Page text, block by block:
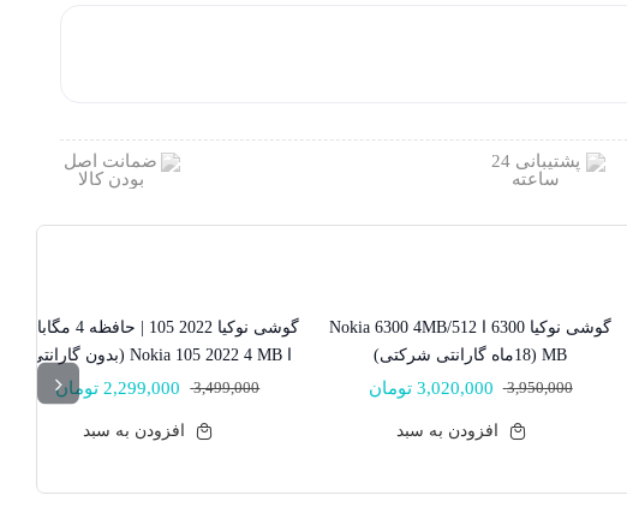
گوشی نوکیا 6300 ا Nokia 6300 4MB/512
MB (18ماه گارانتی شرکتی)
3,950,000
قیمت
3,950,000 تومان
3,020,000 تومان
قیمت
3,020,000 تومان. افزودن به سبد
گوشی نوکیا 2022 105 | حافظه 4 مگابایت
ا Nokia 105 2022 4 MB (بدون گارانتی)
3,499,000
قیمت
3,499,000 تومان
2,299,000 تومان
قیمت
2,299,000 تومان.
افزودن به سبد